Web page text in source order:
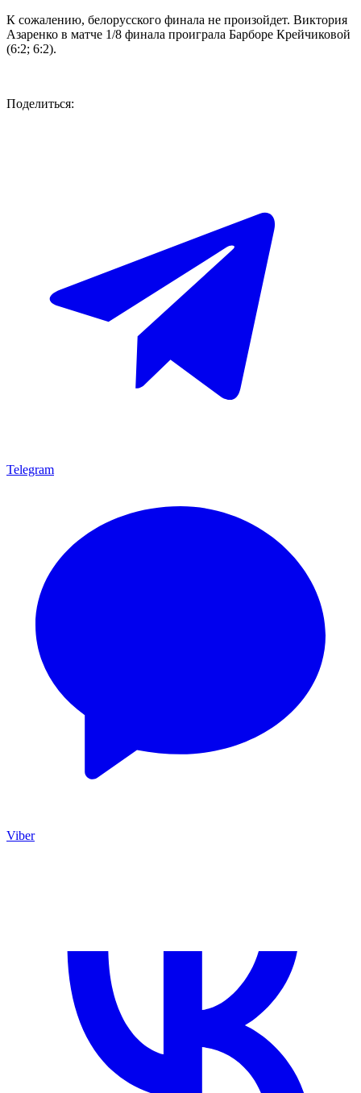
К сожалению, белорусского финала не произойдет. Виктория
Азаренко в матче 1/8 финала проиграла Барборе Крейчиковой
(6:2; 6:2).
Поделиться:
Telegram
Viber